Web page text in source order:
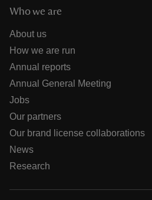
Who we are
About us
How we are run
Annual reports
Annual General Meeting
Jobs
Our partners
Our brand license collaborations
News
Research